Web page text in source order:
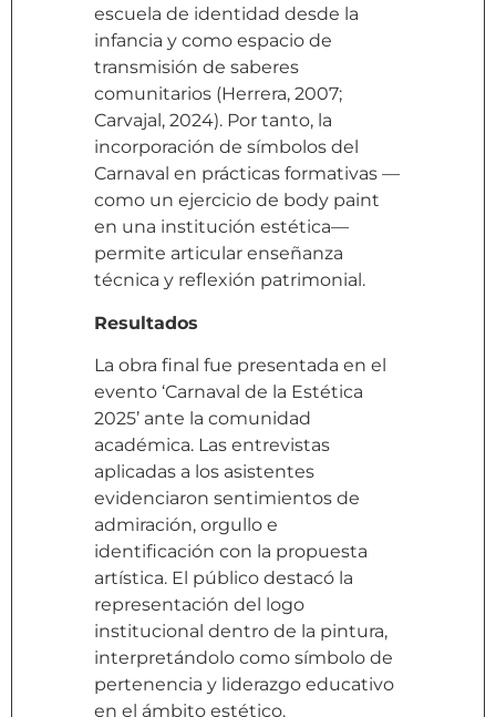
escuela de identidad desde la
infancia y como espacio de
transmisión de saberes
comunitarios (Herrera, 2007;
Carvajal, 2024). Por tanto, la
incorporación de símbolos del
Carnaval en prácticas formativas —
como un ejercicio de body paint
en una institución estética—
permite articular enseñanza
técnica y reflexión patrimonial.
Resultados
La obra final fue presentada en el
evento ‘Carnaval de la Estética
2025’ ante la comunidad
académica. Las entrevistas
aplicadas a los asistentes
evidenciaron sentimientos de
admiración, orgullo e
identificación con la propuesta
artística. El público destacó la
representación del logo
institucional dentro de la pintura,
interpretándolo como símbolo de
pertenencia y liderazgo educativo
en el ámbito estético.